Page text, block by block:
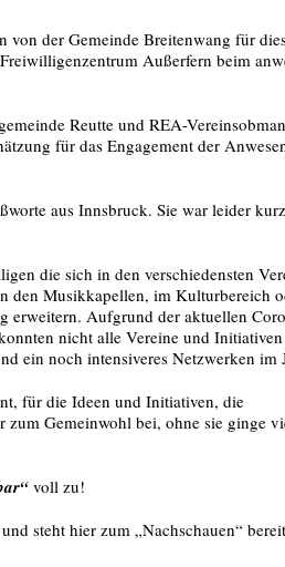
der Gemeinde Breitenwang für
Außerfern beim
Reutte und REA-
für das Engagement der
aus Innsbruck. Sie war leider
die sich in den verschiedensten
den Musikkapellen, im Kulturbereich
erweitern. Aufgrund der aktuellen
nicht alle Vereine und
ein noch intensiveres Netzwerken im
für die Ideen und Initiativen, die
Gemeinwohl bei, ohne sie ginge
voll zu!
steht hier zum „Nachschauen“